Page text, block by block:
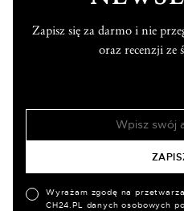
Zapisz się za darmo i nie
oraz recenzji ze
Wyrażam zgodę na
CH24.PL danych osobowych